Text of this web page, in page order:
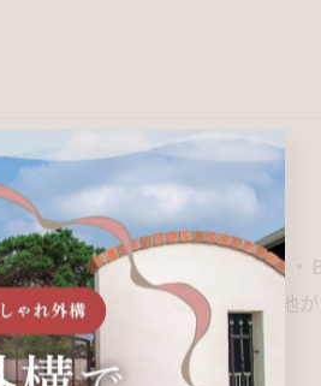
を作りたい（O様邸郡山市）・
い（O様邸郡山市）とても敷地